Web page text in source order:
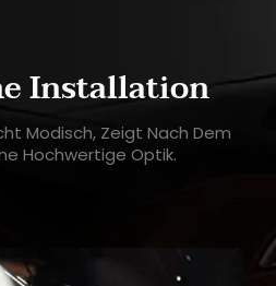
Installation
Modisch, Zeigt Nach Dem
Hochwertige Optik.